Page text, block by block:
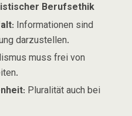
Berufsethik
: Informationen sind
darzustellen.
muss frei von
: Pluralität auch bei